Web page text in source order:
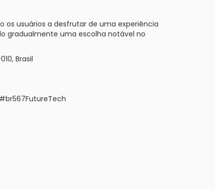
os usuários a desfrutar de uma experiência
gradualmente uma escolha notável no
Brasil